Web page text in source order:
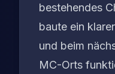
bestehendes
baute ein
und beim
MC-Orts